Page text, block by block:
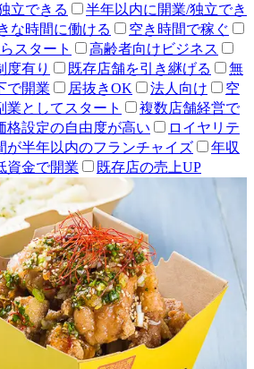
立できる
半年以内に開業/独立でき
な時間に働ける
空き時間で稼ぐ
スタート
高齢者向けビジネス
度有り 既存店舗を引き継げる
無
で開業 居抜きOK 法人向け
空
業としてスタート
複数店舗経営で
格設定の自由度が高い
ロイヤリテ
が半年以内のフランチャイズ
年収
資金で開業 既存店の売上UP